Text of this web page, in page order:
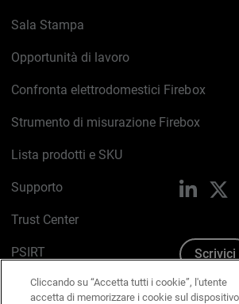
Sala Stampa
Opportunità di lavoro
Confronta elettrodomestici Firebox
Strumento di misurazione Firebox
Lista prodotti e SKU
Supporto
Trust Center
PSIRT
Politica sui cookie
Scrivici
Cliccando su “Accetta tutti i cookie”, l'utente
accetta di memorizzare i cookie sul